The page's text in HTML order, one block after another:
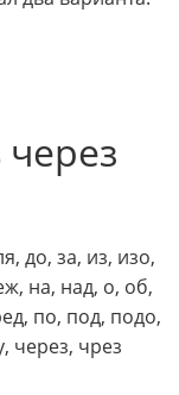
до, за, из, изо,
на, над, о, об,
пo, под, подо,
через, чрез